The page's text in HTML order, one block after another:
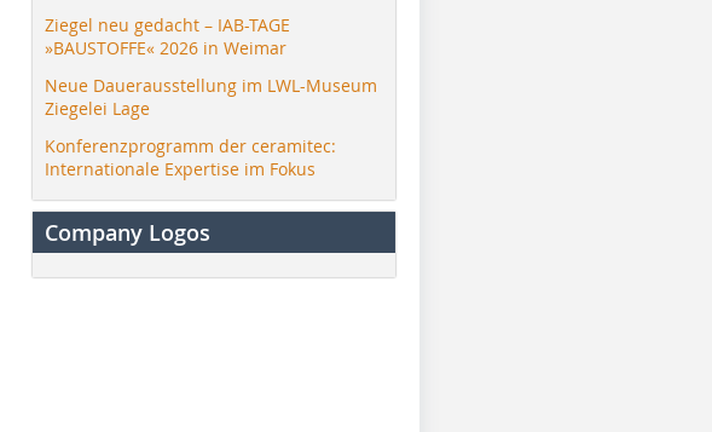
Ziegel neu gedacht – IAB-TAGE
»BAUSTOFFE« 2026 in Weimar
Neue Dauerausstellung im LWL-Museum
Ziegelei Lage
Konferenzprogramm der ceramitec:
Internationale Expertise im Fokus
Company Logos